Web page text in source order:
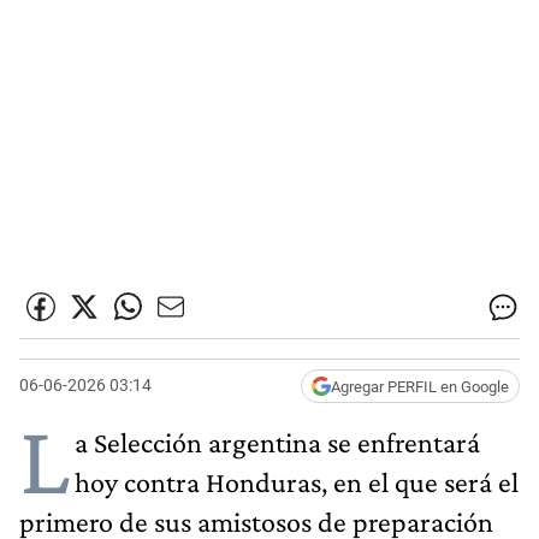
06-06-2026 03:14 Agregar PERFIL en Google
La Selección argentina se enfrentará
hoy contra Honduras, en el que será el
primero de sus amistosos de preparación